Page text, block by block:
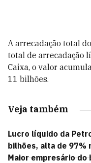
A arrecadação total
total de arrecadação
Caixa, o valor
11 bilhões.
Veja também
Lucro líquido da
bilhões, alta de 97%
Maior empresário do